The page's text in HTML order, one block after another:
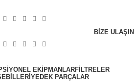
BIZE ULAŞIN
EKIPMANLARFILTRELER
YEDEK PARÇALAR